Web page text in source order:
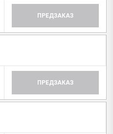
ПРЕДЗАКАЗ
ПРЕДЗАКАЗ